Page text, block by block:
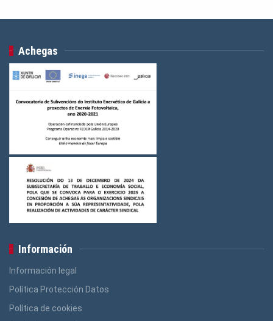
Achegas
Información
Información legal
Política Protección Datos
Política de cookies